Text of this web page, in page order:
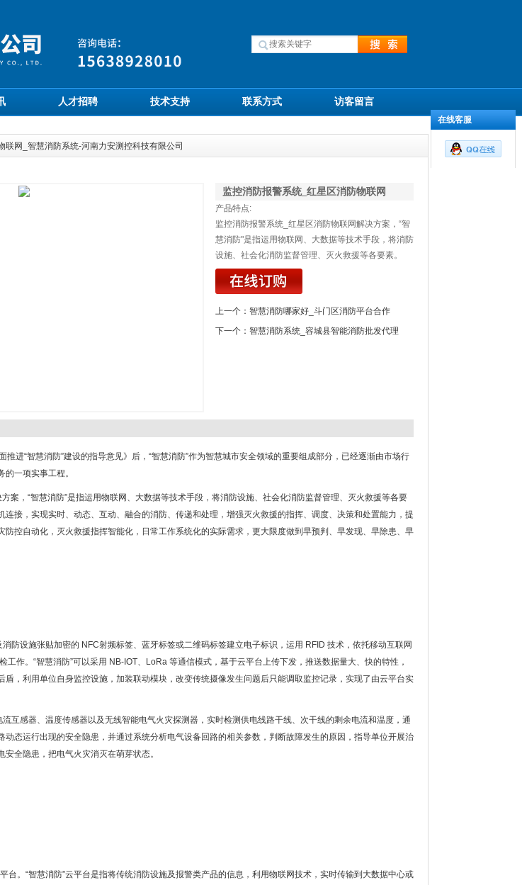
人才招聘 技术支持 联系方式 访客留言
网_智慧消防系统-河南力安测控科技有限公司
监控消防报警系统_红星区消防物联网
产品特点:
监控消防报警系统_红星区消防物联网解决方案，“智
慧消防"是指运用物联网、大数据等技术手段，将消防
设施、社会化消防监督管理、灭火救援等各要素。
上一个： 智慧消防哪家好_斗门区消防平台合作
下一个： 智慧消防系统_容城县智能消防批发代理
进“智慧消防”建设的指导意见》后，“智慧消防”作为智慧城市安全领域的重要组成部分，已经逐渐由市场行
一项实事工程。
方案，“智慧消防”是指运用物联网、大数据等技术手段，将消防设施、社会化消防监督管理、灭火救援等各要
连接，实现实时、动态、互动、融合的消防、传递和处理，增强灭火救援的指挥、调度、决策和处置能力，提
防控自动化，灭火救援指挥智能化，日常工作系统化的实际需求，更大限度做到早预判、早发现、早除患、早
防设施张贴加密的 NFC射频标签、蓝牙标签或二维码标签建立电子标识，运用 RFID 技术，依托移动互联网
工作。“智慧消防”可以采用 NB-IOT、LoRa 等通信模式，基于云平台上传下发，推送数据量大、快的特性，
盾，利用单位自身监控设施，加装联动模块，改变传统摄像发生问题后只能调取监控记录，实现了由云平台实
流互感器、温度传感器以及无线智能电气火灾探测器，实时检测供电线路干线、次干线的剩余电流和温度，通
动态运行出现的安全隐患，并通过系统分析电气设备回路的相关参数，判断故障发生的原因，指导单位开展治
全隐患，把电气火灾消灭在萌芽状态。
台。“智慧消防”云平台是指将传统消防设施及报警类产品的信息，利用物联网技术，实时传输到大数据中心或
在线客服